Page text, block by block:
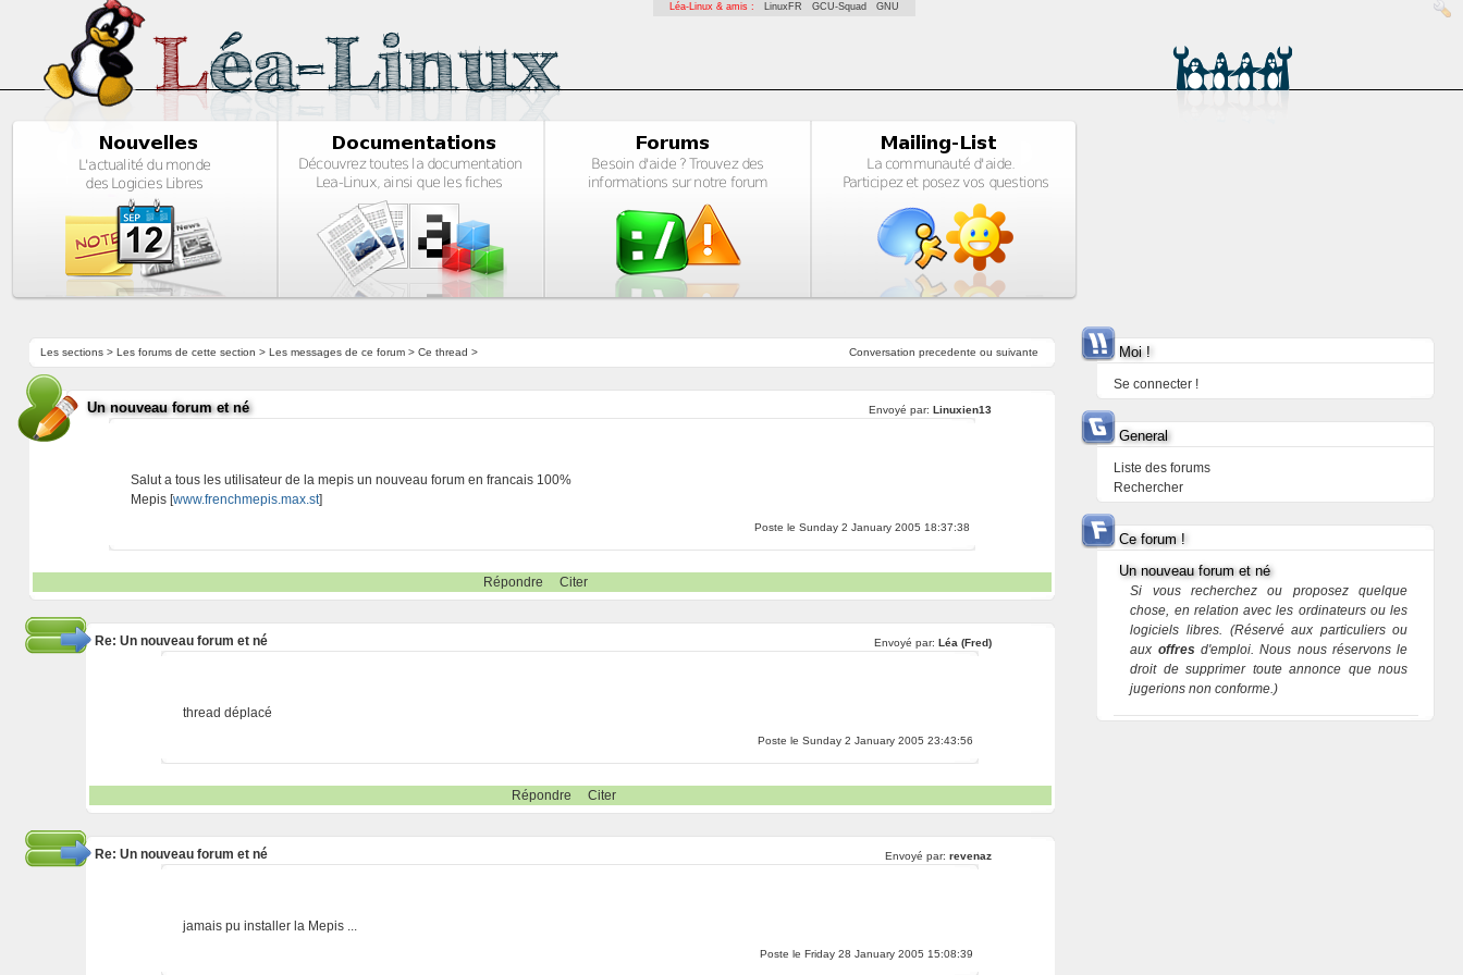
Léa-Linux & amis : LinuxFR GCU-Squad GNU
Conversation precedente ou suivante
Les sections> Les forums de cette section > Les messages de ce forum> Ce thread >
Un nouveau forum et né Envoyé par: Linuxien13
Salut a tous les utilisateur de la mepis un nouveau forum en francais 100%
Mepis [www.frenchmepis.max.st]
Poste le Sunday 2 January 2005 18:37:38
Répondre Citer
Re: Un nouveau forum et né Envoyé par: Léa (Fred)
thread déplacé
Poste le Sunday 2 January 2005 23:43:56
Répondre Citer
Re: Un nouveau forum et né Envoyé par: revenaz
jamais pu installer la Mepis ...
Poste le Friday 28 January 2005 15:08:39
Moi !
Se connecter !
General
Liste des forums
Rechercher
Ce forum !
Un nouveau forum et né
Si vous recherchez ou proposez quelque
chose, en relation avec les ordinateurs ou les
logiciels libres. (Réservé aux particuliers ou
aux offres d'emploi. Nous nous réservons le
droit de supprimer toute annonce que nous
jugerions non conforme.)